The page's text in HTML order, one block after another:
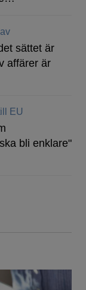
sättet är
affärer är
EU
bli enklare"